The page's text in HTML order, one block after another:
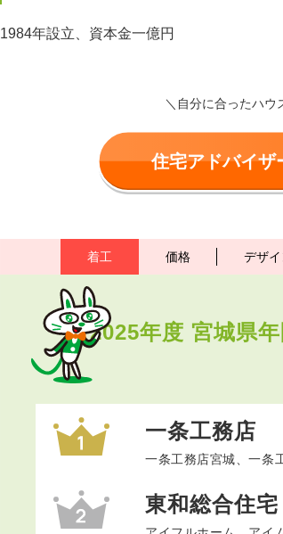
1984年設立、資本金一億円
＼自分に合ったハウ
住宅アドバイザ
着工 価格 デザイ
2025年度 宮城県
一条工務店
一条工務店宮城、一条
東和総合住宅